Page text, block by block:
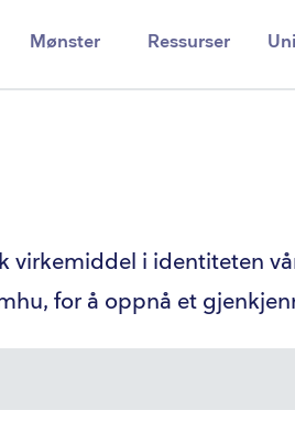
Mønster Ressurser
virkemiddel i identiteten
for å oppnå et